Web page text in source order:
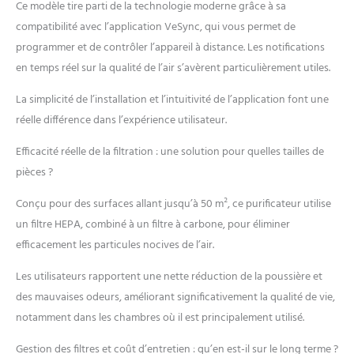
𝑵'𝒊𝒎𝒑𝒐𝒓𝒕𝒆 𝒐ù: Utilisez
l'application ou demandez
à Alexa et à Google
Assistant pour vérifier
l'indice de qualité de l'air
intérieur/extérieur, les
incendies de forêt, et la
durée de vie du filtre; Vous
programmer selon vos
𝒅𝒆 𝒍'𝑨𝒊𝒓: Core 300S est
équipé d'un capteur laser
AirSight Plus Technology,
l'air en temps réel et
fournit des informations
via quatre halos colorés;
En Mode Automatique, la
Ce modèle tire parti de la technologie moderne grâce à sa
compatibilité avec l’application VeSync, qui vous permet de
programmer et de contrôler l’appareil à distance. Les notifications
en temps réel sur la qualité de l’air s’avèrent particulièrement utiles.
La simplicité de l’installation et l’intuitivité de l’application font une
réelle différence dans l’expérience utilisateur.
Efficacité réelle de la filtration : une solution pour quelles tailles de
pièces ?
Conçu pour des surfaces allant jusqu’à 50 m², ce purificateur utilise
un filtre HEPA, combiné à un filtre à carbone, pour éliminer
efficacement les particules nocives de l’air.
Les utilisateurs rapportent une nette réduction de la poussière et
des mauvaises odeurs, améliorant significativement la qualité de vie,
notamment dans les chambres où il est principalement utilisé.
Gestion des filtres et coût d’entretien : qu’en est-il sur le long terme ?